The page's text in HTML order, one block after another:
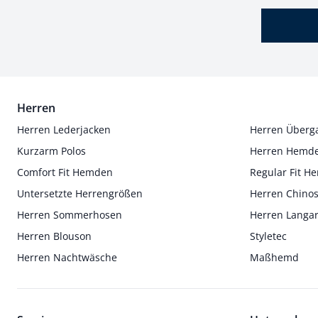
Herren
Herren Lederjacken
Herren
Kurzarm Polos
Herren
Comfort Fit Hemden
Regular Fit
Untersetzte Herrengrößen
Herren Chinos
Herren Sommerhosen
Herren
Herren Blouson
Styletec
Herren Nachtwäsche
Maßhemd